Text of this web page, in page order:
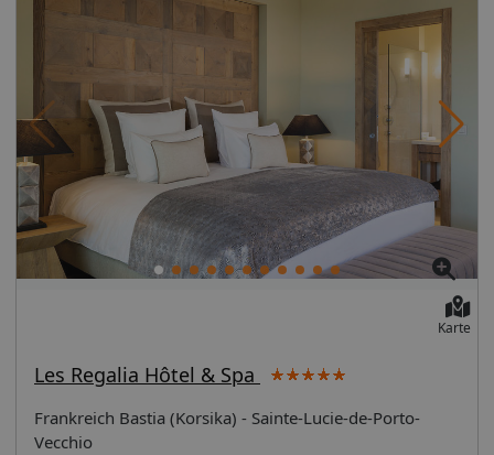
Karte
Les Regalia Hôtel & Spa
Frankreich Bastia (Korsika) - Sainte-Lucie-de-Porto-
Vecchio